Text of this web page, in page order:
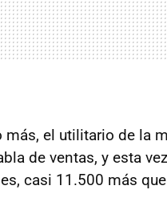
más, el utilitario de la
de ventas, y esta
casi 11.500 más